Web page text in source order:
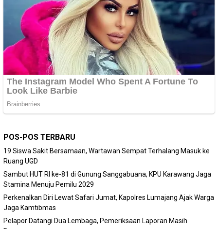
POS-POS TERBARU
19 Siswa Sakit Bersamaan, Wartawan Sempat Terhalang Masuk ke
Ruang UGD
Sambut HUT RI ke-81 di Gunung Sanggabuana, KPU Karawang Jaga
Stamina Menuju Pemilu 2029
Perkenalkan Diri Lewat Safari Jumat, Kapolres Lumajang Ajak Warga
Jaga Kamtibmas
Pelapor Datangi Dua Lembaga, Pemeriksaan Laporan Masih